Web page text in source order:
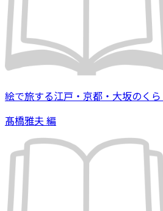
絵で旅する江戸・京都・大坂のく
髙橋雅夫 編